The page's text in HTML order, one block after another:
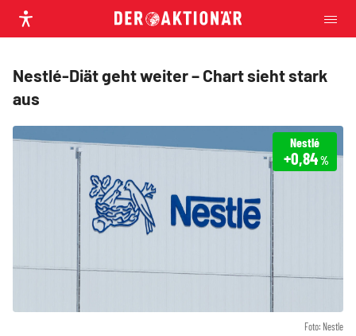
Nestlé-Diät geht weiter – Chart sieht stark
aus
Foto: Nestle
Nestlé
+0,84%